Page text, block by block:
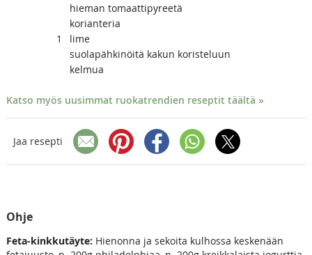
hieman tomaattipyreetä
korianteria
1
lime
suolapähkinöitä kakun koristeluun
kelmua
Katso myös uusimmat ruokatrendien reseptit täältä »
Jaa resepti
Ohje
Feta-kinkkutäyte: Hienonna ja sekoita kulhossa keskenään